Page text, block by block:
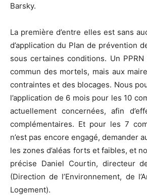
Barsky.
La première d’entre elles est sans
d’application du Plan de prévention
sous certaines conditions. Un
commun des mortels, mais aux
contraintes et des blocages. Nous
l’application de 6 mois pour les 10
actuellement concernées, afin
complémentaires. Et pour les 7
n’est pas encore engagé, demander
les zones d’aléas forts et faibles, et
précise Daniel Courtin, directeur
(Direction de l’Environnement, de
Logement).